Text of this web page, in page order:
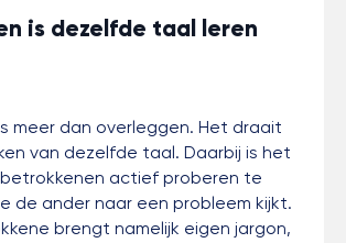
is dezelfde taal leren
meer dan overleggen. Het draait
van dezelfde taal. Daarbij is het
actief proberen te
de ander naar een probleem kijkt.
brengt namelijk eigen jargon,